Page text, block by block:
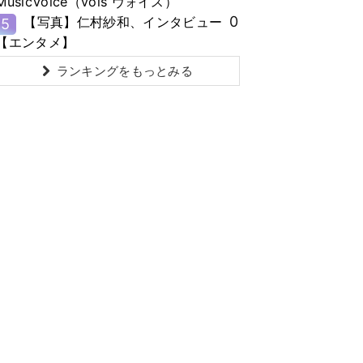
5
【写真】仁村紗和、インタビュー
エンタメ】
0
ランキングをもっとみる